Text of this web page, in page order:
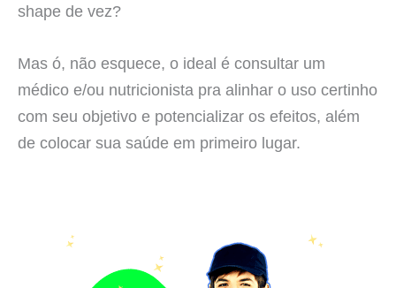
shape de vez?
Mas ó, não esquece, o ideal é consultar um
médico e/ou nutricionista pra alinhar o uso certinho
com seu objetivo e potencializar os efeitos, além
de colocar sua saúde em primeiro lugar.